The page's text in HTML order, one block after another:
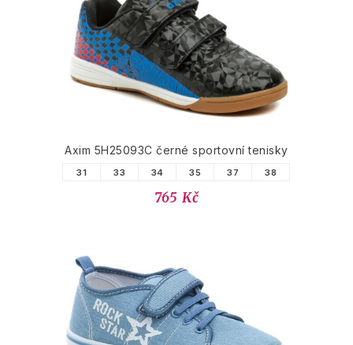
Axim 5H25093C černé sportovní tenisky
31 33 34 35 37 38
765 Kč